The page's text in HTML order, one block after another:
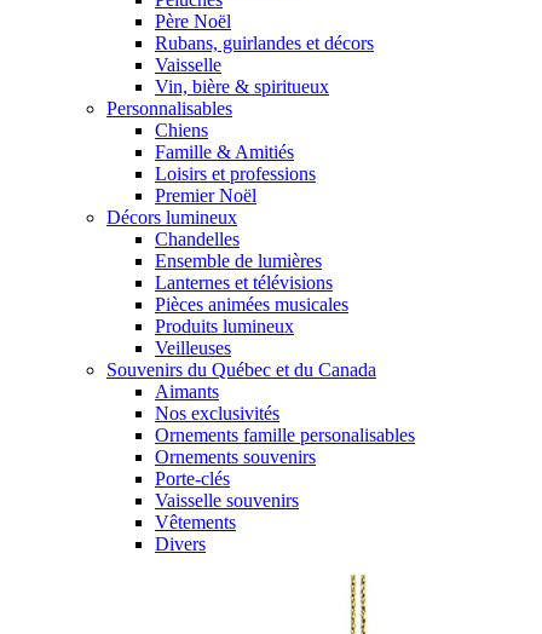
Père Noël
Rubans, guirlandes et décors
Vaisselle
Vin, bière & spiritueux
Personnalisables
Chiens
Famille & Amitiés
Loisirs et professions
Premier Noël
Décors lumineux
Chandelles
Ensemble de lumières
Lanternes et télévisions
Pièces animées musicales
Produits lumineux
Veilleuses
Souvenirs du Québec et du Canada
Aimants
Nos exclusivités
Ornements famille personalisables
Ornements souvenirs
Porte-clés
Vaisselle souvenirs
Vêtements
Divers